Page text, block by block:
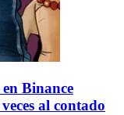
Binance
al contado